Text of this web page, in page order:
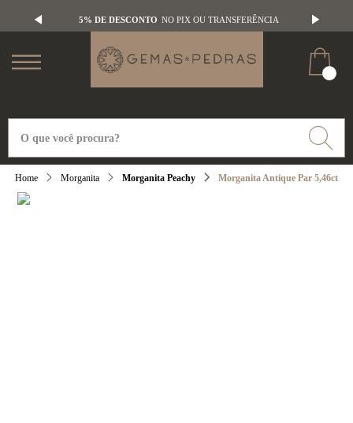
5% DE DESCONTO NO PIX OU TRANSFERÊNCIA
Morganita Morganita Peachy Morganita Antique Par 5,46ct